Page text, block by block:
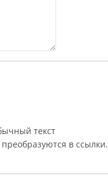
текст
в ссылки.